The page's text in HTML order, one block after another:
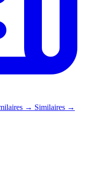
→ Similaires →